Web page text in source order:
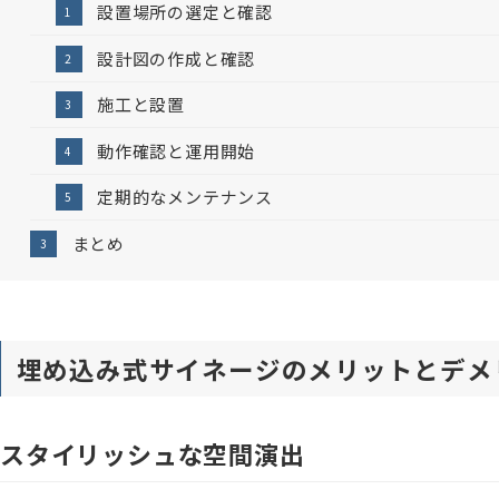
設置場所の選定と確認
設計図の作成と確認
施工と設置
動作確認と運用開始
定期的なメンテナンス
まとめ
埋め込み式サイネージのメリットとデ
スタイリッシュな空間演出